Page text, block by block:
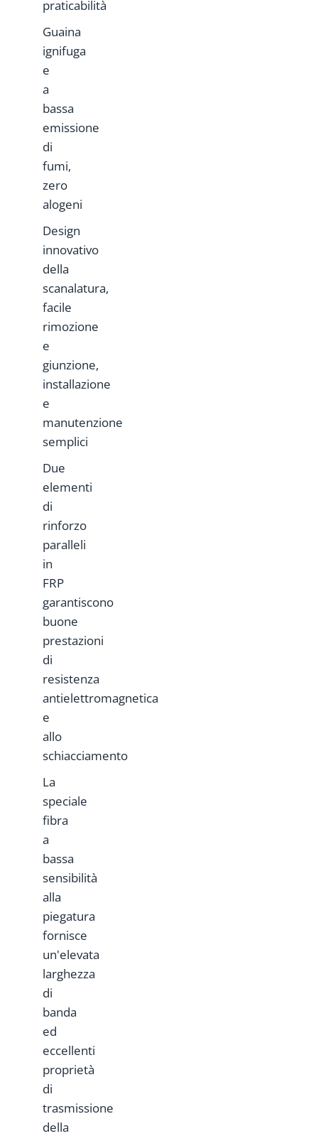
praticabilità
Guaina
ignifuga
e
a
bassa
emissione
di
fumi,
zero
alogeni
Design
innovativo
della
scanalatura,
facile
rimozione
e
giunzione,
installazione
e
manutenzione
semplici
Due
elementi
di
rinforzo
paralleli
in
FRP
garantiscono
buone
prestazioni
di
resistenza
antielettromagnetica
e
allo
schiacciamento
La
speciale
fibra
a
bassa
sensibilità
alla
piegatura
fornisce
un'elevata
larghezza
di
banda
ed
eccellenti
proprietà
di
trasmissione
della